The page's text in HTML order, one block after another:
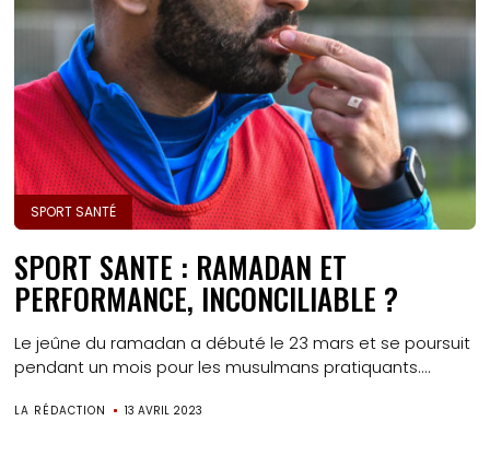
SPORT SANTÉ
SPORT SANTE : RAMADAN ET
PERFORMANCE, INCONCILIABLE ?
Le jeûne du ramadan a débuté le 23 mars et se poursuit
pendant un mois pour les musulmans pratiquants....
LA RÉDACTION 13 AVRIL 2023